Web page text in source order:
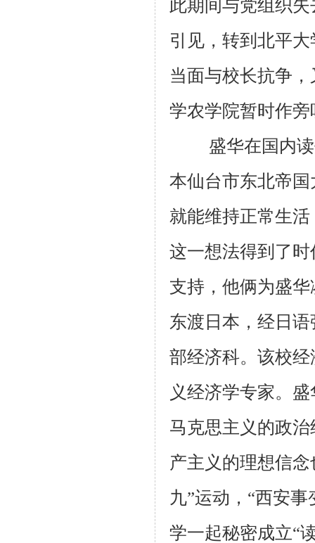
此期间与党组织
引见，转到北平
当面与校长抗争
学农学院暂时作
盛华在国内读
本仙台市东北帝
就能维持正常生
这一想法得到了
支持，他俩为盛
东渡日本，经日
部经济科。该校
义经济学专家。
马克思主义的政
产主义的理想信
九”运动，“西安
学一起秘密成立“